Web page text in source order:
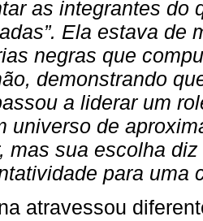
as integrantes do
Ela estava de
negras que
demonstrando
a liderar um
universo de
mas sua escolha
para uma
atravessou